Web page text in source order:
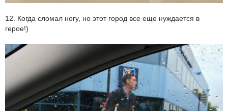
12. Когда сломал ногу, но этот город все еще нуждается в
герое!)